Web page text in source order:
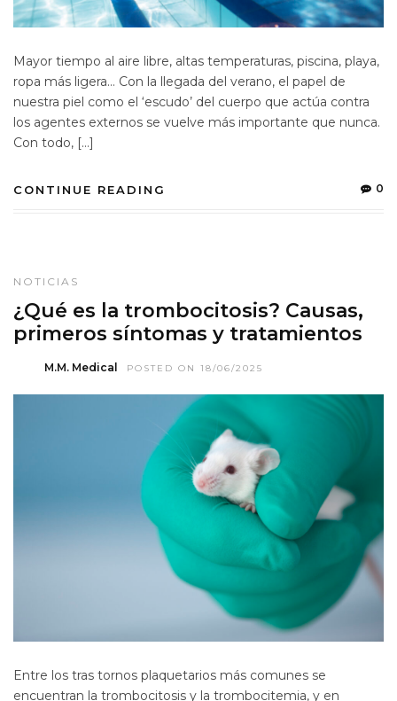
Mayor tiempo al aire libre, altas temperaturas, piscina, playa,
ropa más ligera… Con la llegada del verano, el papel de
nuestra piel como el ‘escudo’ del cuerpo que actúa contra
los agentes externos se vuelve más importante que nunca.
Con todo, […]
CONTINUE READING 0
NOTICIAS
¿Qué es la trombocitosis? Causas,
primeros síntomas y tratamientos
M.M. Medical POSTED ON 18/06/2025
Entre los tras tornos plaquetarios más comunes se
encuentran la trombocitosis y la trombocitemia, y en